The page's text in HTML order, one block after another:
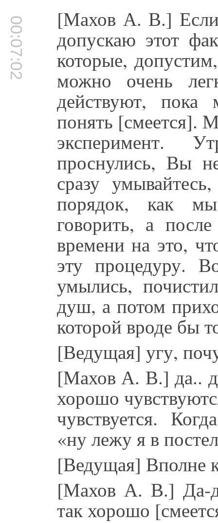
00:07:02 [Махов А. В.] Если
допускаю этот
которые,
можно очень
действуют,
понять [смеется].
эксперимент.
проснулись, Вы
сразу
порядок, как
говорить, а
времени на это,
эту процедуру.
умылись,
душ, а потом
которой вроде бы
[Ведущая] угу,
[Махов А. В.] да..
хорошо
чувствуется.
«ну лежу я в
[Ведущая] Вполне
[Махов А. В.] Да-
так хорошо